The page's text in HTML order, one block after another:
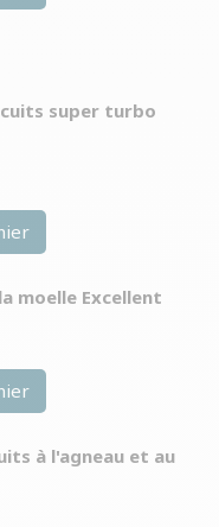
super turbo
moelle Excellent
à l'agneau et au